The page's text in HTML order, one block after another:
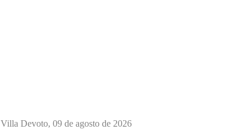
Villa Devoto, 09 de agosto de 2026